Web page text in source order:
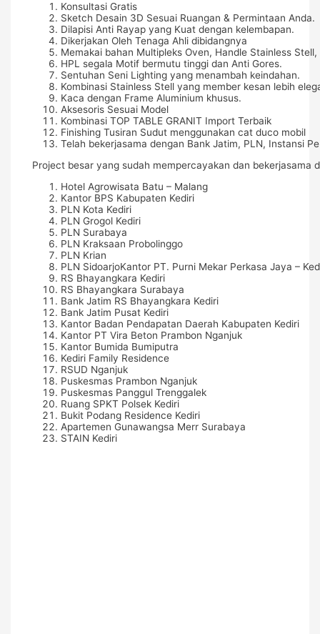
Konsultasi Gratis
Sketch Desain 3D Sesuai Ruangan & Permintaan Anda.
Dilapisi Anti Rayap yang Kuat dengan kelembapan.
Dikerjakan Oleh Tenaga Ahli dibidangnya
Memakai bahan Multipleks Oven, Handle Stainless
HPL segala Motif bermutu tinggi dan Anti Gores.
Sentuhan Seni Lighting yang menambah keindahan.
Kombinasi Stainless Stell yang member kesan lebih
Kaca dengan Frame Aluminium khusus.
Aksesoris Sesuai Model
Kombinasi TOP TABLE GRANIT Import Terbaik
Finishing Tusiran Sudut menggunakan cat duco mobil
Telah bekerjasama dengan Bank Jatim, PLN, Instansi
Project besar yang sudah mempercayakan dan bekerjasama
Hotel Agrowisata Batu – Malang
Kantor BPS Kabupaten Kediri
PLN Kota Kediri
PLN Grogol Kediri
PLN Surabaya
PLN Kraksaan Probolinggo
PLN Krian
PLN SidoarjoKantor PT. Purni Mekar Perkasa Jaya –
RS Bhayangkara Kediri
RS Bhayangkara Surabaya
Bank Jatim RS Bhayangkara Kediri
Bank Jatim Pusat Kediri
Kantor Badan Pendapatan Daerah Kabupaten Kediri
Kantor PT Vira Beton Prambon Nganjuk
Kantor Bumida Bumiputra
Kediri Family Residence
RSUD Nganjuk
Puskesmas Prambon Nganjuk
Puskesmas Panggul Trenggalek
Ruang SPKT Polsek Kediri
Bukit Podang Residence Kediri
Apartemen Gunawangsa Merr Surabaya
STAIN Kediri